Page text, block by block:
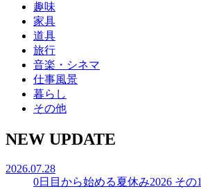
趣味
家具
道具
旅行
音楽・シネマ
仕事風景
暮らし
その他
NEW UPDATE
2026.07.28
0日目から始める夏休み2026 その1